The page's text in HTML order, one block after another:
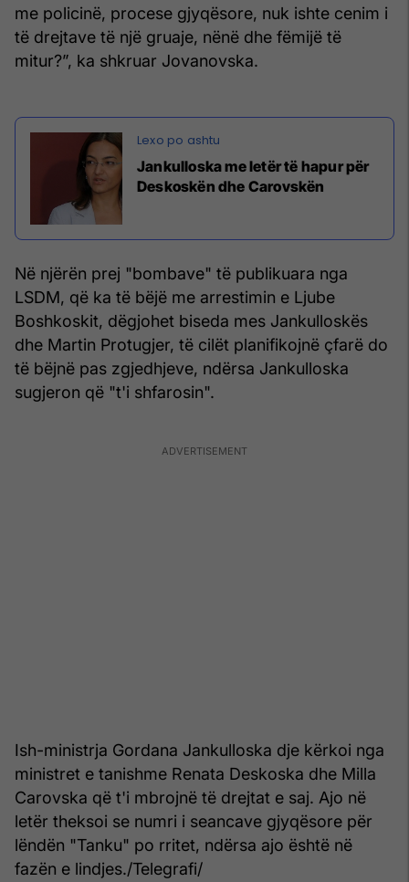
me policinë, procese gjyqësore, nuk ishte cenim i
të drejtave të një gruaje, nënë dhe fëmijë të
mitur?”, ka shkruar Jovanovska.
Jankulloska me letër të hapur për
Deskoskën dhe Carovskën
Në njërën prej "bombave" të publikuara nga
LSDM, që ka të bëjë me arrestimin e Ljube
Boshkoskit, dëgjohet biseda mes Jankulloskës
dhe Martin Protugjer, të cilët planifikojnë çfarë do
të bëjnë pas zgjedhjeve, ndërsa Jankulloska
sugjeron që "t'i shfarosin".
Ish-ministrja Gordana Jankulloska dje kërkoi nga
ministret e tanishme Renata Deskoska dhe Milla
Carovska që t'i mbrojnë të drejtat e saj. Ajo në
letër theksoi se numri i seancave gjyqësore për
lëndën "Tanku" po rritet, ndërsa ajo është në
fazën e lindjes./Telegrafi/